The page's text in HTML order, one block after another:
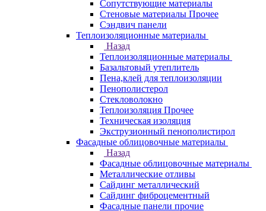
Сопутствующие материалы
Стеновые материалы Прочее
Сэндвич панели
Теплоизоляционные материалы
Назад
Теплоизоляционные материалы
Базальтовый утеплитель
Пена,клей для теплоизоляции
Пенополистерол
Стекловолокно
Теплоизоляция Прочее
Техническая изоляция
Экструзионный пенополистирол
Фасадные облицовочные материалы
Назад
Фасадные облицовочные материалы
Металлические отливы
Сайдинг металлический
Сайдинг фиброцементный
Фасадные панели прочие